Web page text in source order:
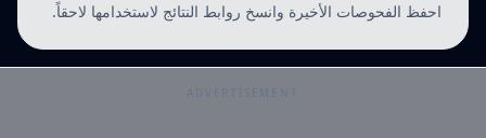
احفظ الفحوصات الأخيرة وانسخ روابط النتائج لاستخدامها لاحقاً.
ADVERTISEMENT